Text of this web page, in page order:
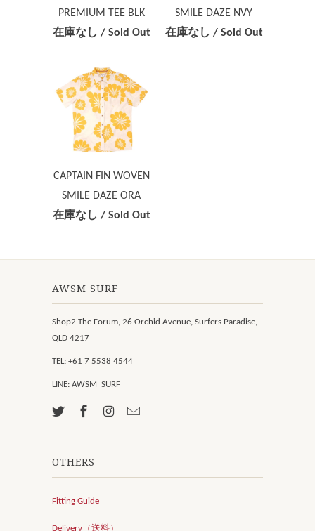
PREMIUM TEE BLK
在庫なし / Sold Out
SMILE DAZE NVY
在庫なし / Sold Out
CAPTAIN FIN WOVEN
SMILE DAZE ORA
在庫なし / Sold Out
AWSM SURF
Shop2 The Forum, 26 Orchid Avenue, Surfers Paradise,
QLD 4217
TEL: +61 7 5538 4544
LINE: AWSM_SURF
OTHERS
Fitting Guide
Delivery（送料）